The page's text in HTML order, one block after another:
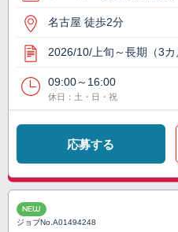
名古屋 徒歩2分
2026/10/上旬～長期（3カ
09:00～16:00
休日：土・日・祝
応募する
NEW
ジョブNo.A01494248